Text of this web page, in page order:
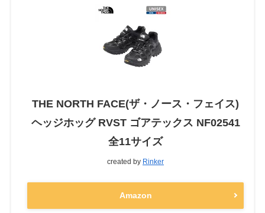
THE NORTH FACE(ザ・ノース・フェイス)
ヘッジホッグ RVST ゴアテックス NF02541
全11サイズ
created by Rinker
Amazon